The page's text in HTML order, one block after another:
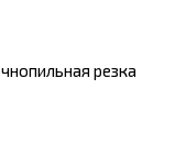
резка